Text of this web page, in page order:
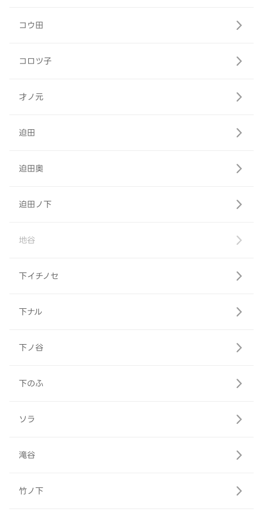
コウ田
コロツ子
才ノ元
迫田
迫田奥
迫田ノ下
地谷
下イチノセ
下ナル
下ノ谷
下のふ
ソラ
滝谷
竹ノ下